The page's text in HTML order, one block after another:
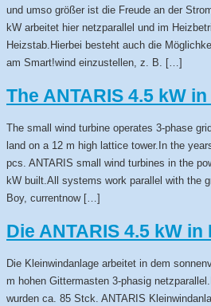
und umso größer ist die Freude an der
kW arbeitet hier netzparallel und im
Heizstab.Hierbei besteht auch die
am Smart!wind einzustellen, z. B. […]
The ANTARIS 4.5 kW
The small wind turbine operates 3-phase
land on a 12 m high lattice tower.In the
pcs. ANTARIS small wind turbines in the
kW built.All systems work parallel with the
Boy, currentnow […]
Die ANTARIS 4.5 kW in
Die Kleinwindanlage arbeitet in dem
m hohen Gittermasten 3-phasig
wurden ca. 85 Stck. ANTARIS